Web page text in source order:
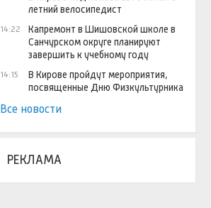
летний велосипедист
14:22
Капремонт в Шишовской школе в
Санчурском округе планируют
завершить к учебному году
14:15
В Кирове пройдут мероприятия,
посвященные Дню Физкультурника
Все новости
РЕКЛАМА